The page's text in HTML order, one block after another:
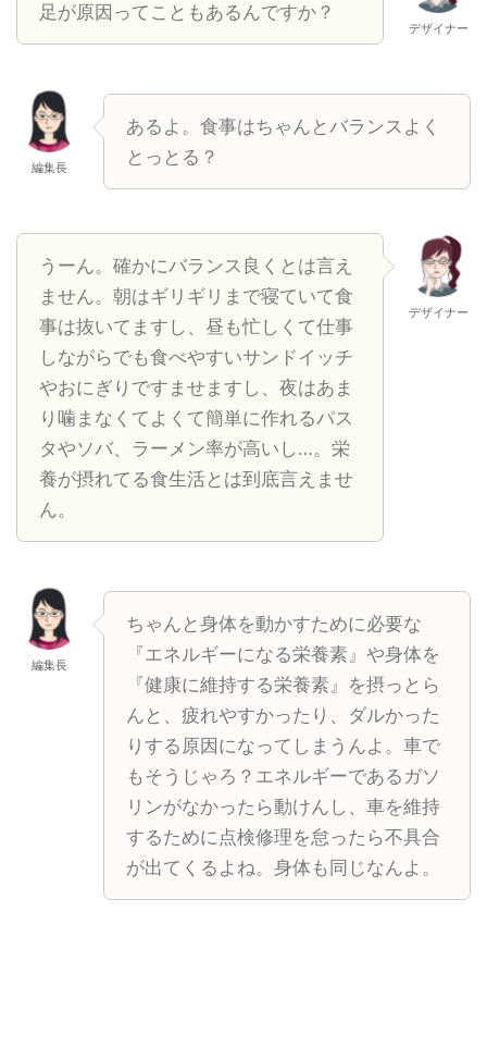
足が原因ってこともあるんですか？
デザイナー
編集長
あるよ。食事はちゃんとバランスよく
とっとる？
うーん。確かにバランス良くとは言え
ません。朝はギリギリまで寝ていて食
事は抜いてますし、昼も忙しくて仕事
しながらでも食べやすいサンドイッチ
やおにぎりですませますし、夜はあま
り噛まなくてよくて簡単に作れるパス
タやソバ、ラーメン率が高いし…。栄
養が摂れてる食生活とは到底言えませ
ん。
デザイナー
編集長
ちゃんと身体を動かすために必要な
『エネルギーになる栄養素』や身体を
『健康に維持する栄養素』を摂っとら
んと、疲れやすかったり、ダルかった
りする原因になってしまうんよ。車で
もそうじゃろ？エネルギーであるガソ
リンがなかったら動けんし、車を維持
するために点検修理を怠ったら不具合
が出てくるよね。身体も同じなんよ。